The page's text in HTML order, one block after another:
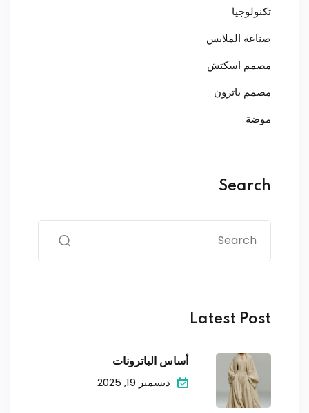
تكنولوجيا
صناعة الملابس
مصمم اسكتش
مصمم باترون
موضة
Search
Latest Post
أساس الباترونات
ديسمبر 19, 2025